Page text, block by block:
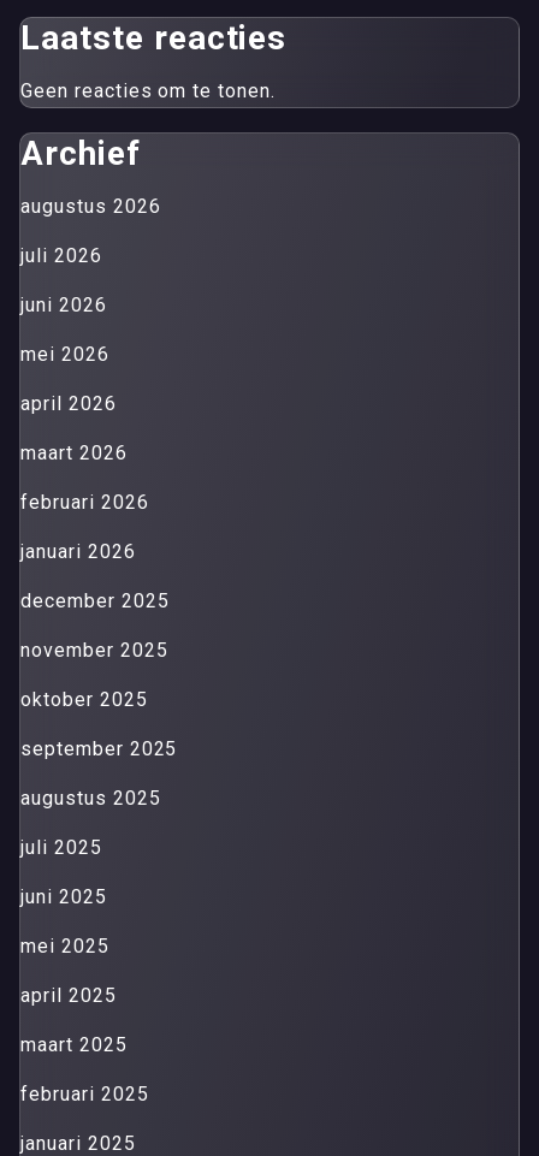
Laatste reacties
Geen reacties om te tonen.
Archief
augustus 2026
juli 2026
juni 2026
mei 2026
april 2026
maart 2026
februari 2026
januari 2026
december 2025
november 2025
oktober 2025
september 2025
augustus 2025
juli 2025
juni 2025
mei 2025
april 2025
maart 2025
februari 2025
januari 2025